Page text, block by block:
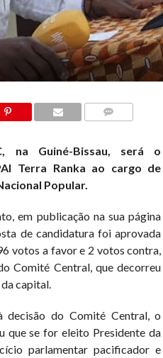
na Guiné-Bissau, será o
Terra Ranka ao cargo de
Popular.
em publicação na sua página
de candidatura foi aprovada
votos a favor e 2 votos contra,
Comité Central, que decorreu
capital.
decisão do Comité Central, o
que se for eleito Presidente da
parlamentar pacificador e